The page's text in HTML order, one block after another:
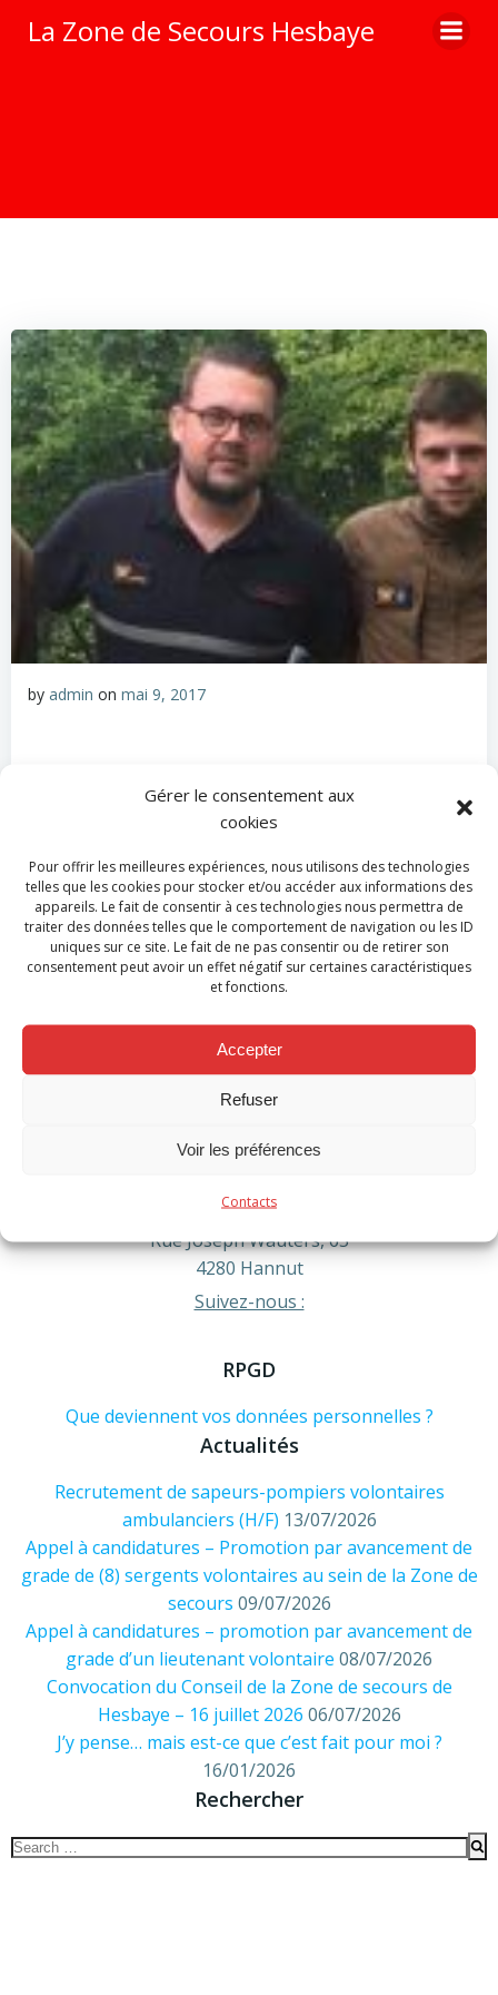
Gérer le consentement aux
cookies
Pour offrir les meilleures expériences, nous utilisons des technologies
telles que les cookies pour stocker et/ou accéder aux informations des
appareils. Le fait de consentir à ces technologies nous permettra de
traiter des données telles que le comportement de navigation ou les ID
uniques sur ce site. Le fait de ne pas consentir ou de retirer son
consentement peut avoir un effet négatif sur certaines caractéristiques
et fonctions.
Accepter
Refuser
Voir les préférences
Contacts
au
La Zone de Secours Hesbaye
by admin on mai 9, 2017
Post
navigation
Previous post
Post
navigation
Next post
Comments are closed
Contact
Téléphone :
Urgence formez le 112Administratif : 019/60.54.20
Adresse :
Rue Joseph Wauters, 65
4280 Hannut
Suivez-nous :
RPGD
Que deviennent vos données personnelles ?
Actualités
Recrutement de sapeurs-pompiers volontaires
ambulanciers (H/F) 13/07/2026
Appel à candidatures – Promotion par avancement de
grade de (8) sergents volontaires au sein de la Zone de
secours 09/07/2026
Appel à candidatures – promotion par avancement de
grade d’un lieutenant volontaire 08/07/2026
Convocation du Conseil de la Zone de secours de
Hesbaye – 16 juillet 2026 06/07/2026
J’y pense… mais est-ce que c’est fait pour moi ?
16/01/2026
Rechercher
Search